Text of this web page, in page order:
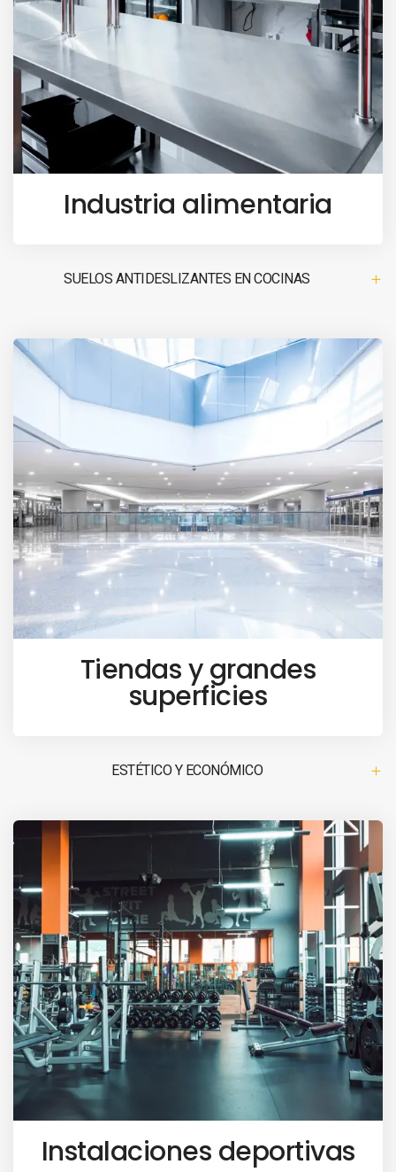
Industria alimentaria
SUELOS ANTIDESLIZANTES EN COCINAS
Tiendas y grandes
superficies
ESTÉTICO Y ECONÓMICO
Instalaciones deportivas